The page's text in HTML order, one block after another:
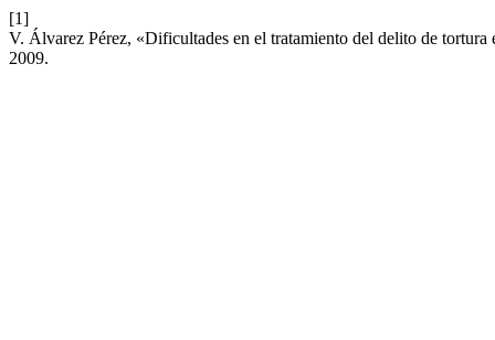
[1]
V. Álvarez Pérez, «Dificultades en el tratamiento del delito de
2009.